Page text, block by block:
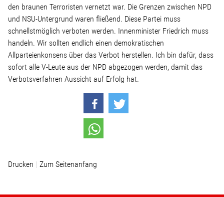
Presse
Pressebilder
Service
Termine
den braunen Terroristen vernetzt war. Die Grenzen zwischen NPD
und NSU-Untergrund waren fließend. Diese Partei muss
schnellstmöglich verboten werden. Innenminister Friedrich muss
handeln. Wir sollten endlich einen demokratischen
Allparteienkonsens über das Verbot herstellen. Ich bin dafür, dass
sofort alle V-Leute aus der NPD abgezogen werden, damit das
Verbotsverfahren Aussicht auf Erfolg hat.
Drucken Zum Seitenanfang